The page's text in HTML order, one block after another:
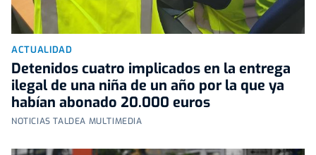
ACTUALIDAD
Detenidos cuatro implicados en la entrega
ilegal de una niña de un año por la que ya
habían abonado 20.000 euros
NOTICIAS TALDEA MULTIMEDIA